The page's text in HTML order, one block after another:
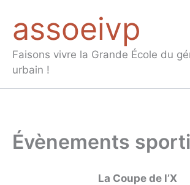
contenu
assoeivp
Faisons vivre la Grande École du
urbain !
Évènements
La Coupe de l’X